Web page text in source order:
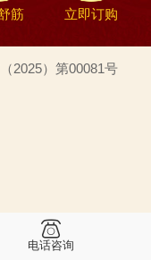
筋 立即订购
网药性备字（2025）第00081号
电话咨询